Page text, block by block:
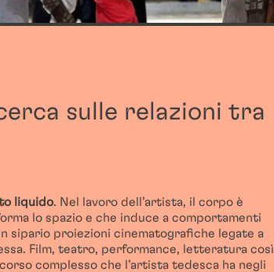
sulle relazioni tra
liquido. Nel lavoro dell’artista, il corpo è
lo spazio e che induce a comportamenti
sipario proiezioni cinematografiche legate a
Film, teatro, performance, letteratura così
complesso che l’artista tedesca ha negli